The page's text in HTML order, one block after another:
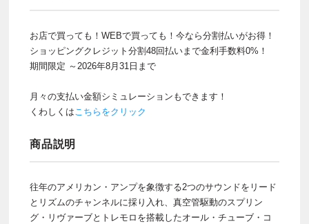
お店で買っても！WEBで買っても！今なら分割払いがお得！
ショッピングクレジット分割48回払いまで金利手数料0%！
期間限定 ～2026年8月31日まで
月々の支払い金額シミュレーションもできます！
くわしくはこちらをクリック
商品説明
往年のアメリカン・アンプを象徴する2つのサウンドをリード
とリズムのチャンネルに採り入れ、真空管駆動のスプリン
グ・リヴァーブとトレモロを搭載したオール・チューブ・コ